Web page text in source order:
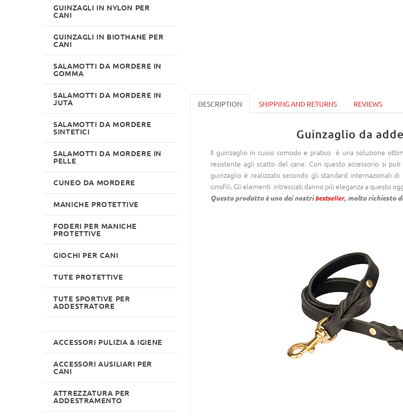
DESCRIPTION SHIPPING AND RETURNS REVIEWS
Guinzaglio da
Il guinzaglio in cuoio comodo e pratico è una soluzione
resistente agli scatto del cane. Con questo accessorio si
guinzaglio è realizzato secondo gli standard internazionali
cinofili. Gli elementi intrecciati danno più eleganza a questo
Questo prodotto è uno dei nostribestseller, molto richiesto
GUINZAGLI IN NYLON PER
CANI
GUINZAGLI IN BIOTHANE PER
CANI
SALAMOTTI DA MORDERE IN
GOMMA
SALAMOTTI DA MORDERE IN
JUTA
SALAMOTTI DA MORDERE
SINTETICI
SALAMOTTI DA MORDERE IN
PELLE
CUNEO DA MORDERE
MANICHE PROTETTIVE
FODERI PER MANICHE
PROTETTIVE
GIOCHI PER CANI
TUTE PROTETTIVE
TUTE SPORTIVE PER
ADDESTRATORE
ACCESSORI PULIZIA & IGIENE
ACCESSORI AUSILIARI PER
CANI
ATTREZZATURA PER
ADDESTRAMENTO